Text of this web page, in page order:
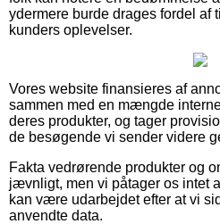
ydermere burde drages fordel af
kunders oplevelser.
Vores website finansieres af
sammen med en mængde
deres produkter, og tager
de besøgende vi sender videre
Fakta vedrørende produkter og
jævnligt, men vi påtager os intet
kan være udarbejdet efter at vi
anvendte data.